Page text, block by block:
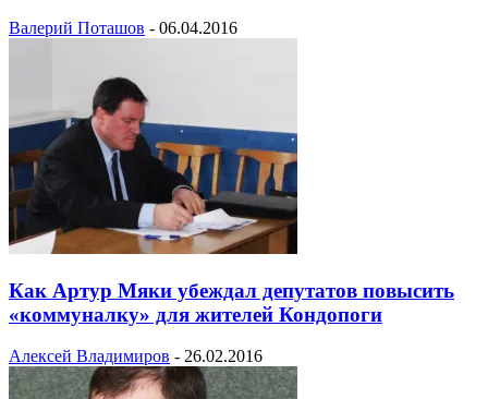
Валерий Поташов - 06.04.2016
Как Артур Мяки убеждал депутатов повысить
«коммуналку» для жителей Кондопоги
Алексей Владимиров - 26.02.2016